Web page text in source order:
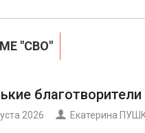
"СВО"
благотворители
2026 Екатерина